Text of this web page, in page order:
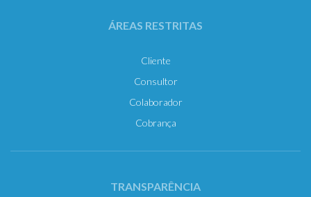
ÁREAS RESTRITAS
Cliente
Consultor
Colaborador
Cobrança
TRANSPARÊNCIA